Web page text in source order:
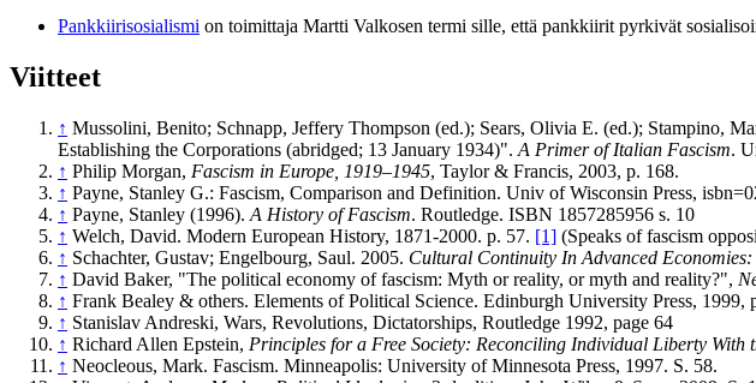
Pankkiirisosialismi on toimittaja Martti Valkosen termi sille, että pankkiirit pyrkivät
Viitteet
↑ Mussolini, Benito; Schnapp, Jeffery Thompson (ed.); Sears, Olivia E. (ed.); Stampino,
Establishing the Corporations (abridged; 13 January 1934)". A Primer of Italian Fascism.
↑ Philip Morgan, Fascism in Europe, 1919–1945, Taylor & Francis, 2003, p. 168.
↑ Payne, Stanley G.: Fascism, Comparison and Definition. Univ of Wisconsin Press,
↑ Payne, Stanley (1996). A History of Fascism. Routledge. ISBN 1857285956 s. 10
↑ Welch, David. Modern European History, 1871-2000. p. 57. [1] (Speaks of fascism
↑ Schachter, Gustav; Engelbourg, Saul. 2005. Cultural Continuity In Advanced
↑ David Baker, "The political economy of fascism: Myth or reality, or myth and reality?",
↑ Frank Bealey & others. Elements of Political Science. Edinburgh University Press, 1999,
↑ Stanislav Andreski, Wars, Revolutions, Dictatorships, Routledge 1992, page 64
↑ Richard Allen Epstein, Principles for a Free Society: Reconciling Individual Liberty With
↑ Neocleous, Mark. Fascism. Minneapolis: University of Minnesota Press, 1997. S. 58.